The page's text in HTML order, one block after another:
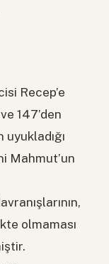
Recep’e
147’den
uyukladığı
Mahmut’un
olmaması